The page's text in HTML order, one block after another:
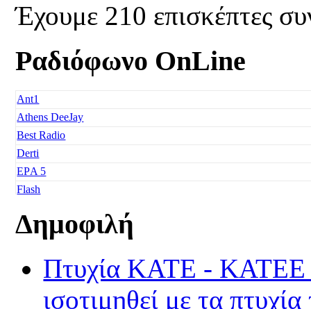
Έχουμε 210 επισκέπτες
Ραδιόφωνο OnLine
Ant1
Athens DeeJay
Best Radio
Derti
EΡA 5
Flash
Fresh Music
Galaxy 92
Happy Radio
Je t' aime
Kiss FM
Δημοφιλή
Πτυχία ΚΑΤΕ - ΚΑΤΕΕ
ισοτιμηθεί με τα